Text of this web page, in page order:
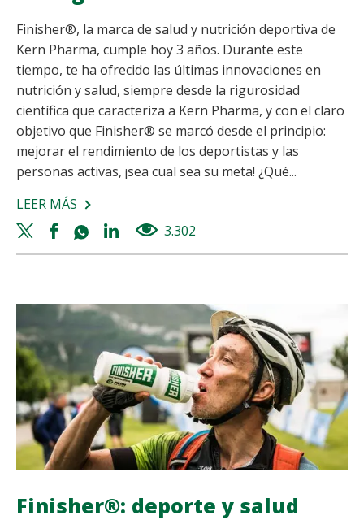
Finisher®, la marca de salud y nutrición deportiva de
Kern Pharma, cumple hoy 3 años. Durante este
tiempo, te ha ofrecido las últimas innovaciones en
nutrición y salud, siempre desde la rigurosidad
científica que caracteriza a Kern Pharma, y con el claro
objetivo que Finisher® se marcó desde el principio:
mejorar el rendimiento de los deportistas y las
personas activas, ¡sea cual sea su meta! ¿Qué...
LEER MÁS SOBRE
FINISHER®
CUMPLE
CONTIGO
Twitter
share
Facebook
share
Whatsapp
share
Linkedin
share
3.302
Finisher®: deporte y salud